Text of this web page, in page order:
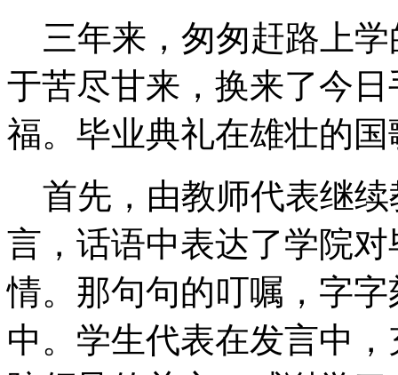
三年来，匆匆赶路上学
于苦尽甘来，换来了今
福。毕业典礼在雄壮的
首先，由教师代表继续
言，话语中表达了学院
情。那句句的叮嘱，字
中。学生代表在发言中